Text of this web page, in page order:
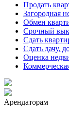
Продать
Загородная
Обмен
Срочный
Сдать
Сдать дачу,
Оценка
Арендаторам